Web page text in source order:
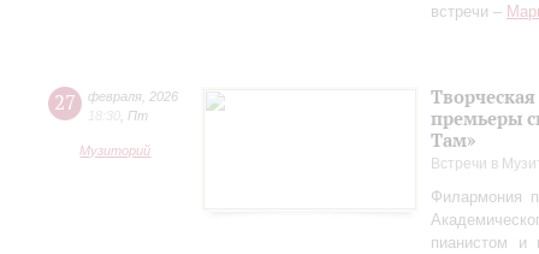
встречи –
27 февраля 2026
18:30 Пт
Музиторий
премьеры
Там»
Встречи в
Филармония
пианистом и